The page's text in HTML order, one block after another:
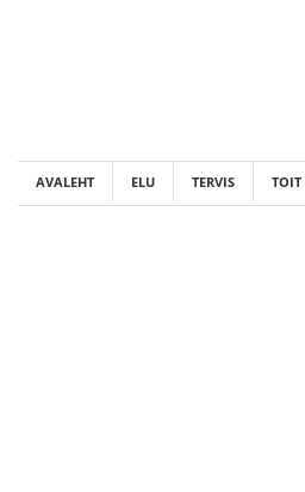
AVALEHT ELU TERVIS TOIT